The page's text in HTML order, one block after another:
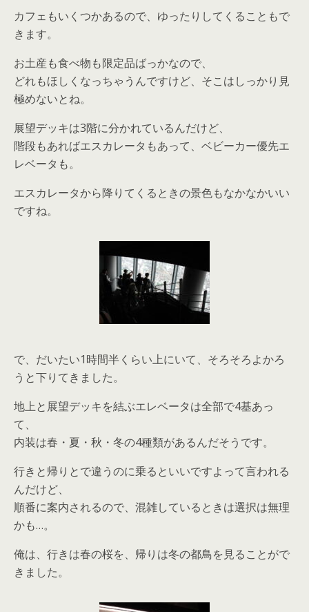
カフェもいくつかあるので、ゆったりしてくることもで
きます。
お土産も食べ物も限定品ばっかなので、
どれもほしくなっちゃうんですけど、そこはしっかり見
極めないとね。
展望デッキは3階に分かれているんだけど、
階段もあればエスカレータもあって、ベビーカー優先エ
レベータも。
エスカレータから降りてくるときの景色もなかなかいい
ですね。
で、だいたい1時間半くらい上にいて、そろそろよかろ
うと下りてきました。
地上と展望デッキを結ぶエレベータは全部で4基あっ
て、
内装は春・夏・秋・冬の4種類があるんだそうです。
行きと帰りとで違うのに乗るといいですよって言われる
んだけど、
順番に案内されるので、混雑しているときは選択は無理
かも…。
俺は、行きは春の桜を、帰りは冬の都鳥を見ることがで
きました。